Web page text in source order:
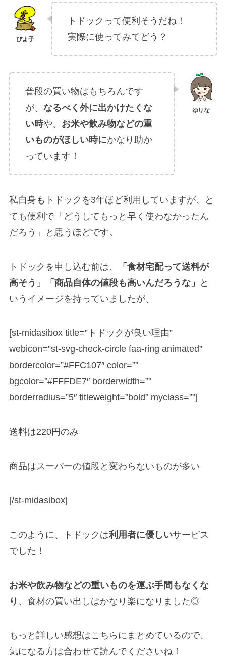
トドックって便利そうだね！
実際に使ってみてどう？
普段の買い物はもちろんです
が、 なるべく外に出かけたくな
い時や、 お米や飲み物などの重
いものがほしい時にかなり助か
っています！
私自身もトドックを3年ほど利用していますが、
と
ても便利で「どうしてもっと早く使わなかったん
だろう」と思うほどです。
トドックを申し込む前は、
「食材宅配って送料が
高そう」「商品自体の値段も高いんだろうな」
と
いうイメージを持っていましたが、
[st-midasibox title=”トドックが良い理由”
webicon=”st-svg-check-circle faa-ring animated”
bordercolor=”#FFC107″ color=””
bgcolor=”#FFFDE7″ borderwidth=””
borderradius=”5″ titleweight=”bold” myclass=””]
送料は220円のみ
商品はスーパーの値段と変わらないものが多い
[/st-midasibox]
このように、トドックは利用者に優しいサービス
でした！
お米や飲み物などの重いものを運ぶ手間もなくな
り 、食材の買い出しはかなり楽になりました◎
もっと詳しい感想はこちらにまとめているので、
気になる方は合わせて読んでくださいね！